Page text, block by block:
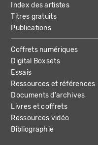
Index des artistes
Titres gratuits
Publications
Coffrets numériques
Digital Boxsets
Essais
Ressources et références
Documents d'archives
Livres et coffrets
Ressources vidéo
Bibliographie